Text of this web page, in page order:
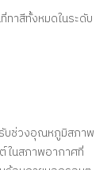
าสีทั้งหมดในระดับ
บช่วงอุณหภูมิสภาพ
ในสภาพอากาศที่